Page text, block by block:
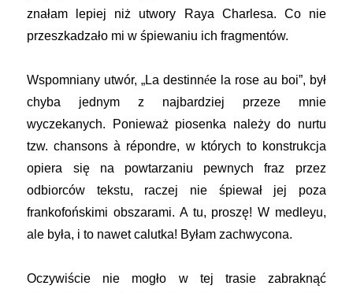
znałam lepiej niż utwory Raya Charlesa. Co nie
przeszkadzało mi w śpiewaniu ich fragmentów.
Wspomniany utwór, „La destinnée la rose au boi”, był
chyba jednym z najbardziej przeze mnie
wyczekanych. Ponieważ piosenka należy do nurtu
tzw. chansons à répondre, w których to konstrukcja
opiera się na powtarzaniu pewnych fraz przez
odbiorców tekstu, raczej nie śpiewał jej poza
frankofońskimi obszarami. A tu, proszę! W medleyu,
ale była, i to nawet calutka! Byłam zachwycona.
Oczywiście nie mogło w tej trasie zabraknąć